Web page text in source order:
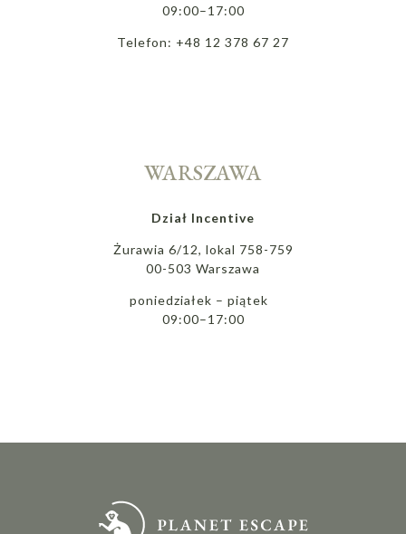
09:00–17:00
Telefon: +48 12 378 67 27
WARSZAWA
Dział Incentive
Żurawia 6/12, lokal 758-759
00-503 Warszawa
poniedziałek – piątek
09:00–17:00